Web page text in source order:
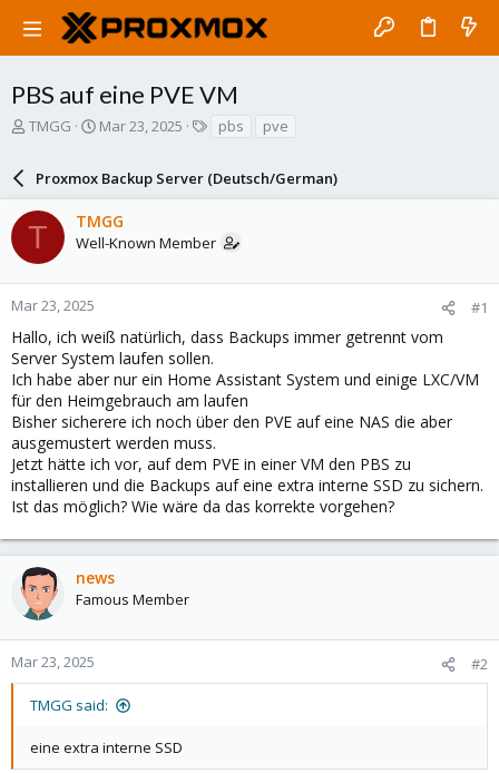
PBS auf eine PVE VM
T
a
d
t
a
r
e
r
TMGG
S
r
t
d
a
e
Mar 23, 2025
s
pbs pve
Proxmox Backup Server (Deutsch/German)
T TMGG
Well-Known Member
Mar 23, 2025 #1
Hallo, ich weiß natürlich, dass Backups immer getrennt vom
Server System laufen sollen.
Ich habe aber nur ein Home Assistant System und einige LXC/VM
für den Heimgebrauch am laufen
Bisher sicherere ich noch über den PVE auf eine NAS die aber
ausgemustert werden muss.
Jetzt hätte ich vor, auf dem PVE in einer VM den PBS zu
installieren und die Backups auf eine extra interne SSD zu sichern.
Ist das möglich? Wie wäre da das korrekte vorgehen?
news
Famous Member
Mar 23, 2025 #2
TMGG said:
eine extra interne SSD